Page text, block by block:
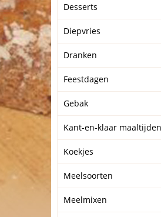
Desserts
Diepvries
Dranken
Feestdagen
Gebak
Kant-en-klaar maaltijden
Koekjes
Meelsoorten
Meelmixen